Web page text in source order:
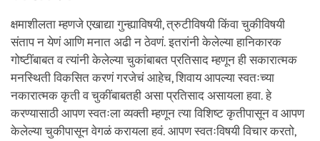
क्षमाशीलता म्हणजे एखाद्या गुन्ह्याविषयी, त्रुटीविषयी किंवा चुकीविषयी
संताप न येणं आणि मनात अढी न ठेवणं. इतरांनी केलेल्या हानिकारक
गोष्टींबाबत व त्यांनी केलेल्या चुकांबाबत प्रतिसाद म्हणून ही सकारात्मक
मनस्थिती विकसित करणं गरजेचं आहेच, शिवाय आपल्या स्वतःच्या
नकारात्मक कृती व चुकींबाबतही असा प्रतिसाद असायला हवा. हे
करण्यासाठी आपण स्वतःला व्यक्ती म्हणून त्या विशिष्ट कृतीपासून व आपण
केलेल्या चुकीपासून वेगळं करायला हवं. आपण स्वतःविषयी विचार करतो,